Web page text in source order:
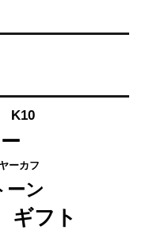
K10
ーカフ
ーン
ギフト